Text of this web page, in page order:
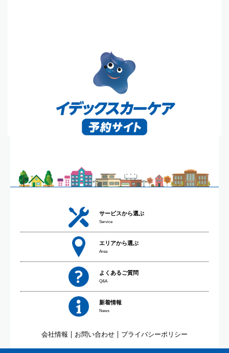
サービスから選ぶ
Service
エリアから選ぶ
Area
よくあるご質問
Q&A
新着情報
News
会社情報 お問い合わせ プライバシーポリシー